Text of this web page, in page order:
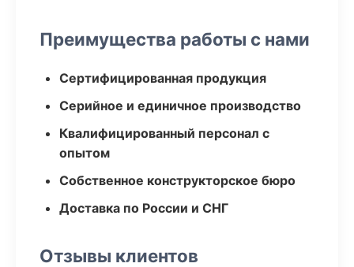
Преимущества работы с нами
Сертифицированная продукция
Серийное и единичное производство
Квалифицированный персонал с
опытом
Собственное конструкторское бюро
Доставка по России и СНГ
Отзывы клиентов